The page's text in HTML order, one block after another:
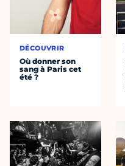
DÉCOUVRIR
Où donner son
sang à Paris cet
été ?